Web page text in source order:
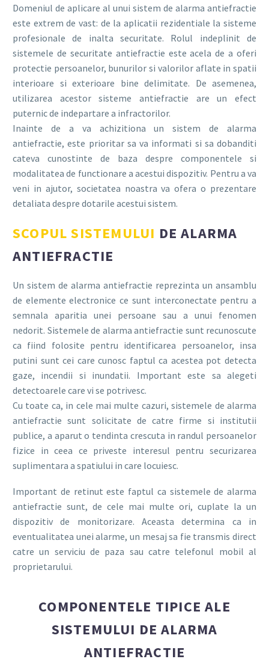
Domeniul de aplicare al unui sistem de alarma antiefractie
este extrem de vast: de la aplicatii rezidentiale la sisteme
profesionale de inalta securitate. Rolul indeplinit de
sistemele de securitate antiefractie este acela de a oferi
protectie persoanelor, bunurilor si valorilor aflate in spatii
interioare si exterioare bine delimitate. De asemenea,
utilizarea acestor sisteme antiefractie are un efect
puternic de indepartare a infractorilor.
Inainte de a va achizitiona un sistem de alarma
antiefractie, este prioritar sa va informati si sa dobanditi
cateva cunostinte de baza despre componentele si
modalitatea de functionare a acestui dispozitiv. Pentru a va
veni in ajutor, societatea noastra va ofera o prezentare
detaliata despre dotarile acestui sistem.
SCOPUL SISTEMULUI DE ALARMA
ANTIEFRACTIE
Un sistem de alarma antiefractie reprezinta un ansamblu
de elemente electronice ce sunt interconectate pentru a
semnala aparitia unei persoane sau a unui fenomen
nedorit. Sistemele de alarma antiefractie sunt recunoscute
ca fiind folosite pentru identificarea persoanelor, insa
putini sunt cei care cunosc faptul ca acestea pot detecta
gaze, incendii si inundatii. Important este sa alegeti
detectoarele care vi se potrivesc.
Cu toate ca, in cele mai multe cazuri, sistemele de alarma
antiefractie sunt solicitate de catre firme si institutii
publice, a aparut o tendinta crescuta in randul persoanelor
fizice in ceea ce priveste interesul pentru securizarea
suplimentara a spatiului in care locuiesc.
Important de retinut este faptul ca sistemele de alarma
antiefractie sunt, de cele mai multe ori, cuplate la un
dispozitiv de monitorizare. Aceasta determina ca in
eventualitatea unei alarme, un mesaj sa fie transmis direct
catre un serviciu de paza sau catre telefonul mobil al
proprietarului.
COMPONENTELE TIPICE ALE
SISTEMULUI DE ALARMA
ANTIEFRACTIE